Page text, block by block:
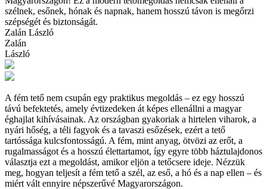
szélnek, esőnek, hónak és napnak, hanem hosszú távon is megőrzi
szépségét és biztonságát.
Zalán László
Zalán
László
A fém tető nem csupán egy praktikus megoldás – ez egy hosszú
távú befektetés, amely évtizedeken át képes ellenállni a magyar
éghajlat kihívásainak. Az országban gyakoriak a hirtelen viharok, a
nyári hőség, a téli fagyok és a tavaszi esőzések, ezért a tető
tartóssága kulcsfontosságú. A fém, mint anyag, ötvözi az erőt, a
rugalmasságot és a hosszú élettartamot, így egyre több háztulajdonos
választja ezt a megoldást, amikor eljön a tetőcsere ideje. Nézzük
meg, hogyan teljesít a fém tető a szél, az eső, a hó és a nap ellen – és
miért vált ennyire népszerűvé Magyarországon.